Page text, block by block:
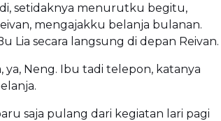
setidaknya menurutku begitu,
mengajakku belanja bulanan.
Lia secara langsung di depan Reivan.
ya, Neng. Ibu tadi telepon, katanya
saja pulang dari kegiatan lari pagi